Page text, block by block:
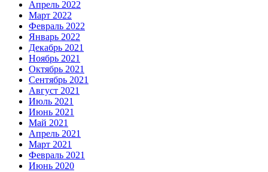
Апрель 2022
Март 2022
Февраль 2022
Январь 2022
Декабрь 2021
Ноябрь 2021
Октябрь 2021
Сентябрь 2021
Август 2021
Июль 2021
Июнь 2021
Май 2021
Апрель 2021
Март 2021
Февраль 2021
Июнь 2020